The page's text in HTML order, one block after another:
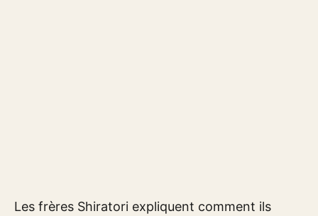
Les frères Shiratori expliquent comment ils